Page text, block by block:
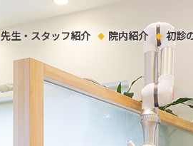
先生・スタッフ紹介 院内紹介 初診